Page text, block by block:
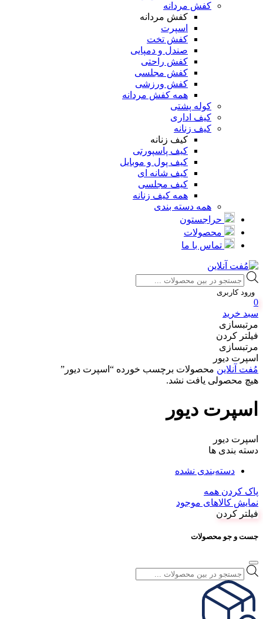
کفش مردانه
کفش مردانه
اسپرت
کفش تخت
صندل و دمپایی
کفش راحتی
کفش مجلسی
کفش ورزشی
همه کفش مردانه
کوله پشتی
کیف اداری
کیف زنانه
کیف زنانه
کیف پاسپورتی
کیف پول و موبایل
کیف شانه ای
کیف مجلسی
همه کیف زنانه
همه دسته بندی
حراجستون
محصولات
تماس با ما
Products
search
ورود کاربری
0
سبد خرید
مرتبسازی
فیلتر کردن
مرتبسازی
اسپرت دیور
مُفت آنلاین محصولات برچسب خورده “اسپرت دیور”
هیچ محصولی یافت نشد.
اسپرت دیور
اسپرت دیور
دسته بندی ها
دسته‌بندی نشده
پاک کردن همه
نمایش کالاهای موجود
فیلتر کردن
جست و جو محصولات
Products
search